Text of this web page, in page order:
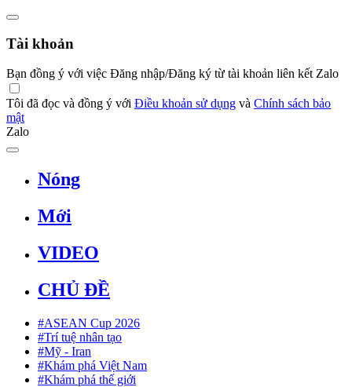
Tài khoản
Bạn đồng ý với việc Đăng nhập/Đăng ký từ tài khoản liên kết Zalo
Tôi đã đọc và đồng ý với Điều khoản sử dụng và Chính sách bảo
mật
Zalo
Nóng
Mới
VIDEO
CHỦ ĐỀ
#ASEAN Cup 2026
#Trí tuệ nhân tạo
#Mỹ - Iran
#Khám phá Việt Nam
#Khám phá thế giới